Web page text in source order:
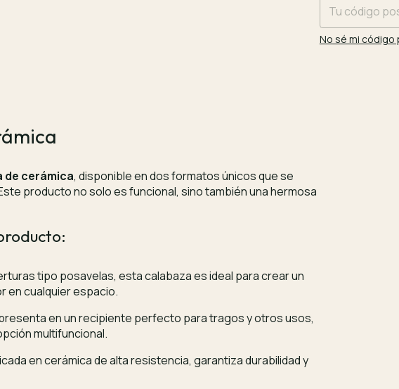
No sé mi código
de cerámica, disponible en dos formatos únicos que se
producto no solo es funcional, sino también una hermosa
tipo posavelas, esta calabaza es ideal para crear un
en cualquier espacio.
en un recipiente perfecto para tragos y otros usos,
multifuncional.
en cerámica de alta resistencia, garantiza durabilidad y